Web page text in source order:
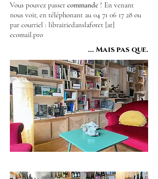
Vous pouvez passer commande ! En venant
nous voir, en téléphonant au 04 71 06 17 28 ou
par courriel : librairiedanslaforet [at]
ecomail.pro
... Mais pas que.